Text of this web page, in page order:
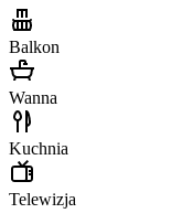
Balkon
Wanna
Kuchnia
Telewizja